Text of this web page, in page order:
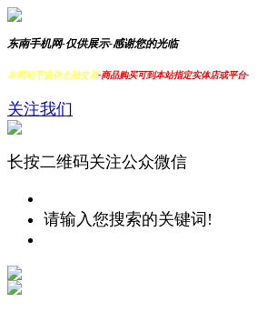
东南手机网-仅供展示-感谢您的光临
本网站不提供金融交易-商品购买可到本站指定实体店或平台-
关注我们
长按二维码关注公众微信
请输入您搜索的关键词!